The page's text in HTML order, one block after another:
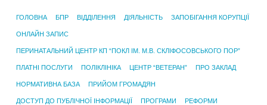
ГОЛОВНА БПР ВІДДІЛЕННЯ ДІЯЛЬНІСТЬ ЗАПОБІГАННЯ КОРУПЦІЇ
ОНЛАЙН ЗАПИС
ПЕРИНАТАЛЬНИЙ ЦЕНТР КП “ПОКЛ ІМ. М.В. СКЛІФОСОВСЬКОГО ПОР”
ПЛАТНІ ПОСЛУГИ ПОЛІКЛІНІКА ЦЕНТР “ВЕТЕРАН” ПРО ЗАКЛАД
НОРМАТИВНА БАЗА ПРИЙОМ ГРОМАДЯН
ДОСТУП ДО ПУБЛІЧНОЇ ІНФОРМАЦІЇ ПРОГРАМИ РЕФОРМИ